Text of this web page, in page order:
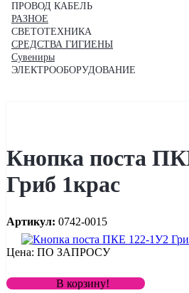
ПРОВОД КАБЕЛЬ
РАЗНОЕ
СВЕТОТЕХНИКА
СРЕДСТВА ГИГИЕНЫ
Сувениры
ЭЛЕКТРООБОРУДОВАНИЕ
Кнопка поста
Гриб 1крас
Артикул: 0742-0015
Цена: ПО ЗАПРОСУ
В корзину!